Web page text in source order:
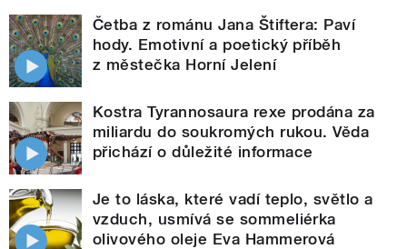
Četba z románu Jana Štiftera: Paví
hody. Emotivní a poetický příběh
z městečka Horní Jelení
Kostra Tyrannosaura rexe prodána za
miliardu do soukromých rukou. Věda
přichází o důležité informace
Je to láska, které vadí teplo, světlo a
vzduch, usmívá se sommeliérka
olivového oleje Eva Hammerová